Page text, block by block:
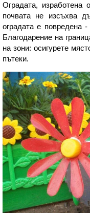
Оградата, изработена
почвата не изсъхва
оградата е повредена
Благодарение на
на зони: осигурете
пътеки.